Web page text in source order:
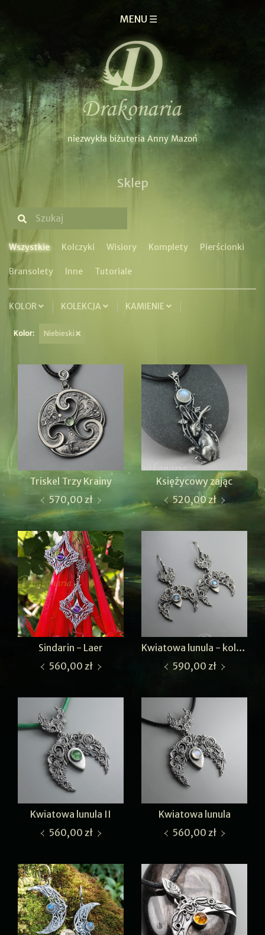
MENU ☰
Sklep
Wszystkie Kolczyki Wisiory Komplety Pierścionki
Bransolety Inne Tutoriale
KOLOR KOLEKCJA KAMIENIE
Kolor: Niebieski
Triskel Trzy Krainy
570,00 zł
Księżycowy zając
520,00 zł
Sindarin - Laer
560,00 zł
Kwiatowa lunula - kolczyki
590,00 zł
Kwiatowa lunula II
560,00 zł
Kwiatowa lunula
560,00 zł